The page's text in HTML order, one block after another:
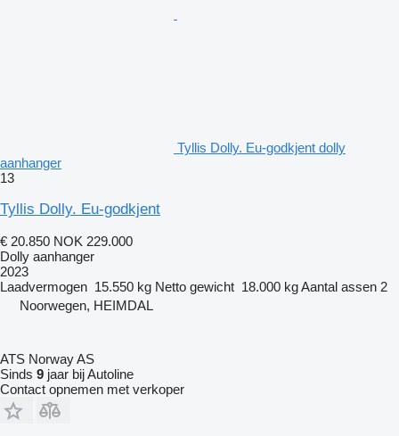
Tyllis Dolly. Eu-godkjent dolly
aanhanger
13
Tyllis Dolly. Eu-godkjent
€ 20.850 NOK 229.000
Dolly aanhanger
2023
Laadvermogen 15.550 kg Netto gewicht 18.000 kgAantal assen 2
Noorwegen, HEIMDAL
ATS Norway AS
Sinds 9 jaar bij Autoline
Contact opnemen met verkoper